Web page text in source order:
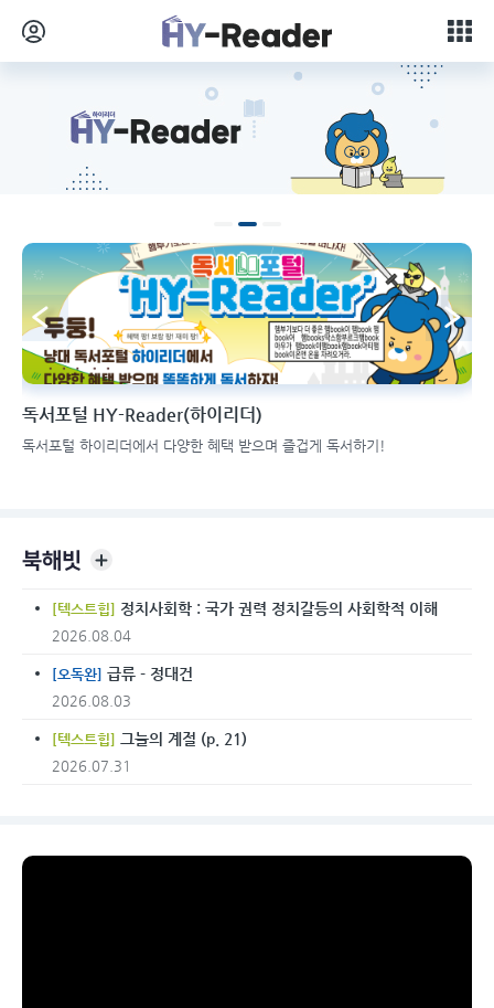
독서포털 HY-Reader(하이리더)
독서포털 하이리더에서 다양한 혜택 받으며 즐겁게 독서하기!
북해빗
[텍스트힙] 정치사회학 : 국가 권력 정치갈등의 사회학적 이해
2026.08.04
[오독완] 급류 - 정대건
2026.08.03
[텍스트힙] 그늘의 계절 (p. 21)
2026.07.31